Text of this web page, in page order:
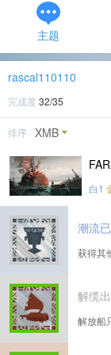
主题
rascal110110
完成度 32/35
排序 XMB
白1
潮流
获得其
解缆
解放船